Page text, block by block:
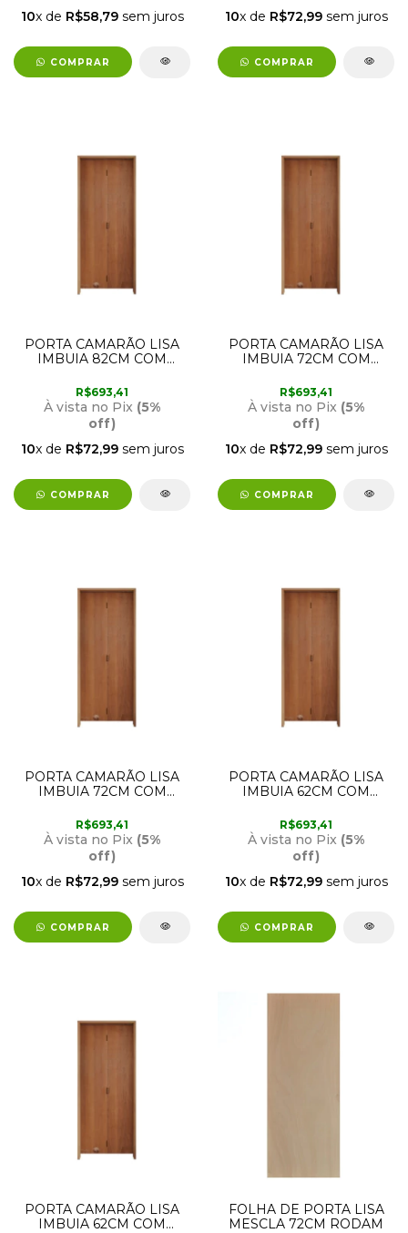
10x de R$58,79sem juros
COMPRAR
10x de R$72,99sem juros
COMPRAR
PORTA CAMARÃO LISA
IMBUIA 82CM COM
DIREITA RODAM
R$693,41
À vista no Pix (5%
off)
10x de R$72,99sem juros
COMPRAR
PORTA CAMARÃO LISA
IMBUIA 72CM COM
ESQUERDA RODAM
R$693,41
À vista no Pix (5%
off)
10x de R$72,99sem juros
COMPRAR
PORTA CAMARÃO LISA
IMBUIA 72CM COM
DIREITA RODAM
R$693,41
À vista no Pix (5%
off)
10x de R$72,99sem juros
COMPRAR
PORTA CAMARÃO LISA
IMBUIA 62CM COM
ESQUERDA RODAM
R$693,41
À vista no Pix (5%
off)
10x de R$72,99sem juros
COMPRAR
PORTA CAMARÃO LISA
IMBUIA 62CM COM
FOLHA DE PORTA LISA
MESCLA 72CM RODAM